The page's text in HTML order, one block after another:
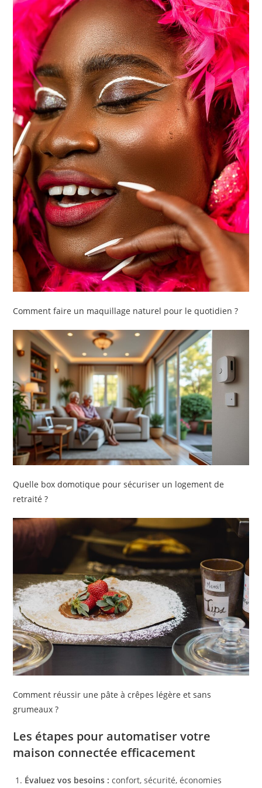
Comment faire un maquillage naturel pour le quotidien ?
Quelle box domotique pour sécuriser un logement de
retraité ?
Comment réussir une pâte à crêpes légère et sans
grumeaux ?
Les étapes pour automatiser votre
maison connectée efficacement
Évaluez vos besoins : confort, sécurité, économies